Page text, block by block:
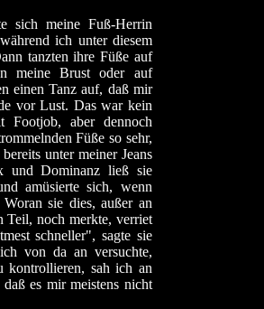
sich meine Fuß-Herrin
ich unter diesem
tanzten ihre Füße auf
meine Brust oder auf
einen Tanz auf, daß mir
vor Lust. Das war kein
Footjob, aber dennoch
Füße so sehr,
unter meiner Jeans
und Dominanz ließ sie
amüsierte sich, wenn
sie dies, außer an
Teil, noch merkte, verriet
schneller", sagte sie
von da an versuchte,
kontrollieren, sah ich an
es mir meistens nicht